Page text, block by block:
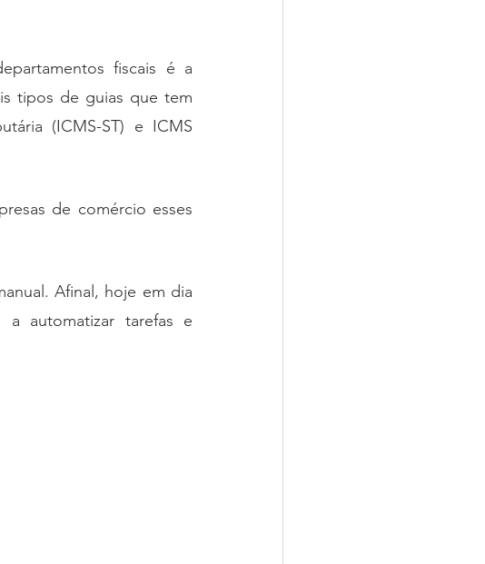
fiscais é a
tipos de guias que tem
(ICMS-ST) e ICMS
de comércio esses
Afinal, hoje em dia
a automatizar tarefas e